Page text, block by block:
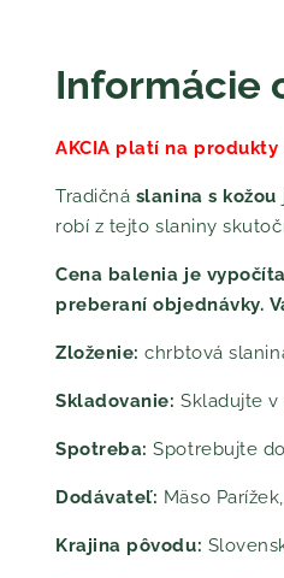
Informácie
AKCIA platí na
Tradičná slanina s kožou
robí z tejto slaniny
Cena balenia je
preberaní objednávky.
Zloženie:chrbtová
Skladovanie: Skladujte v
Spotreba:Spotrebujte
Dodávateľ: Mäso
Krajina pôvodu: